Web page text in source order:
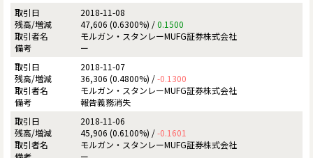
2018-11-08
47,606 (0.6300%) /0.1500
モルガン・スタンレーMUFG証券株式会社
ー
2018-11-07
36,306 (0.4800%) /-0.1300
モルガン・スタンレーMUFG証券株式会社
報告義務消失
2018-11-06
45,906 (0.6100%) /-0.1601
モルガン・スタンレーMUFG証券株式会社